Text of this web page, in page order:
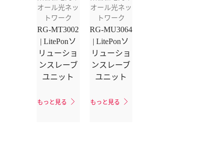
オール光ネッ
トワーク
RG-MT3002
| LitePonソ
リューショ
ンスレーブ
ユニット
もっと見る
オール光ネッ
トワーク
RG-MU3064
| LitePonソ
リューショ
ンスレーブ
ユニット
もっと見る